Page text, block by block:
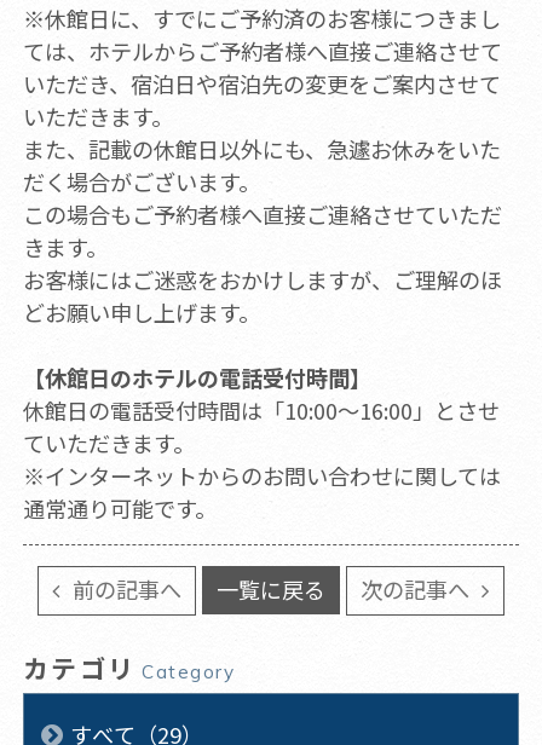
※休館日に、すでにご予約済のお客様につきまし
ては、ホテルからご予約者様へ直接ご連絡させて
いただき、宿泊日や宿泊先の変更をご案内させて
いただきます。
また、記載の休館日以外にも、急遽お休みをいた
だく場合がございます。
この場合もご予約者様へ直接ご連絡させていただ
きます。
お客様にはご迷惑をおかけしますが、ご理解のほ
どお願い申し上げます。
【休館日のホテルの電話受付時間】
休館日の電話受付時間は「10:00～16:00」とさせ
ていただきます。
※インターネットからのお問い合わせに関しては
通常通り可能です。
前の記事へ 一覧に戻る 次の記事へ
カテゴリ Category
すべて（29）